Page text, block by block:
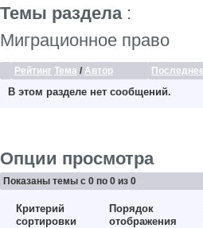
Темы раздела:
Миграционное право
Рейтинг Тема / Автор
В этом разделе нет сообщений.
Опции просмотра
Показаны темы с 0 по 0 из 0
Критерий
сортировки
Порядок
отображения